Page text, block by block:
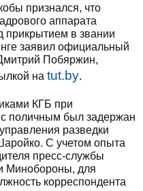
признался, что
аппарата
прикрытием в звании
заявил официальный
Побяржин,
на tut.by.
КГБ при
с поличным был задержан
разведки
С учетом опыта
пресс-службы
Минобороны, для
корреспондента